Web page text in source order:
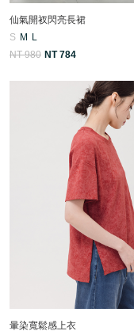
仙氣開衩閃亮長裙
S M L
NT 980 NT 784
暈染寬鬆感上衣